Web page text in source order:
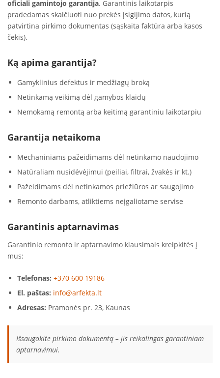
oficiali gamintojo garantija. Garantinis laikotarpis
pradedamas skaičiuoti nuo prekės įsigijimo datos, kurią
patvirtina pirkimo dokumentas (sąskaita faktūra arba kasos
čekis).
Ką apima garantija?
Gamyklinius defektus ir medžiagų broką
Netinkamą veikimą dėl gamybos klaidų
Nemokamą remontą arba keitimą garantiniu laikotarpiu
Garantija netaikoma
Mechaniniams pažeidimams dėl netinkamo naudojimo
Natūraliam nusidėvėjimui (peiliai, filtrai, žvakės ir kt.)
Pažeidimams dėl netinkamos priežiūros ar saugojimo
Remonto darbams, atliktiems neįgaliotame servise
Garantinis aptarnavimas
Garantinio remonto ir aptarnavimo klausimais kreipkitės į
mus:
Telefonas: +370 600 19186
El. paštas: info@arfekta.lt
Adresas: Pramonės pr. 23, Kaunas
Išsaugokite pirkimo dokumentą – jis reikalingas garantiniam
aptarnavimui.